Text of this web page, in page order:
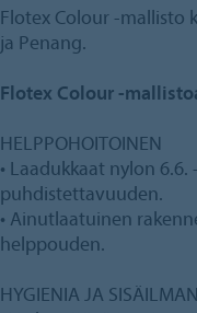
Flotex Colour -mallisto
ja Penang.
Flotex Colour -
HELPPOHOITOINEN
• Laadukkaat nylon
puhdistettavuuden.
• Ainutlaatuinen
helppouden.
HYGIENIA JA